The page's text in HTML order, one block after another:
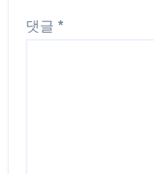
댓글 *